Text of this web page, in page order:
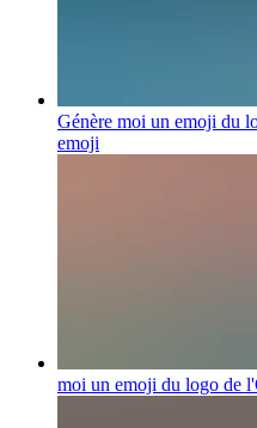
Génère moi un emoji du
emoji
moi un emoji du logo de